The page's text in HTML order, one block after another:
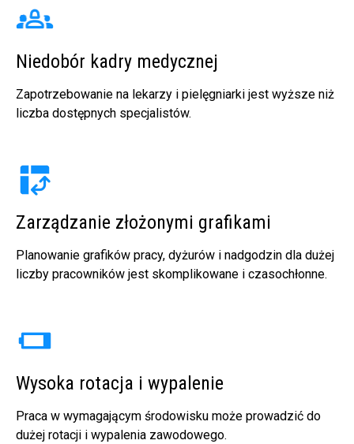
Niedobór kadry medycznej
Zapotrzebowanie na lekarzy i pielęgniarki jest wyższe niż
liczba dostępnych specjalistów.
Zarządzanie złożonymi grafikami
Planowanie grafików pracy, dyżurów i nadgodzin dla dużej
liczby pracowników jest skomplikowane i czasochłonne.
Wysoka rotacja i wypalenie
Praca w wymagającym środowisku może prowadzić do
dużej rotacji i wypalenia zawodowego.